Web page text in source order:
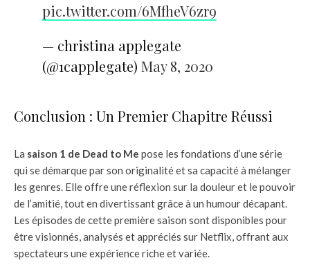
pic.twitter.com/6MfheV6zr9
— christina applegate
(@1capplegate) May 8, 2020
Conclusion : Un Premier Chapitre Réussi
La saison 1 de Dead to Me pose les fondations d’une série
qui se démarque par son originalité et sa capacité à mélanger
les genres. Elle offre une réflexion sur la douleur et le pouvoir
de l’amitié, tout en divertissant grâce à un humour décapant.
Les épisodes de cette première saison sont disponibles pour
être visionnés, analysés et appréciés sur Netflix, offrant aux
spectateurs une expérience riche et variée.